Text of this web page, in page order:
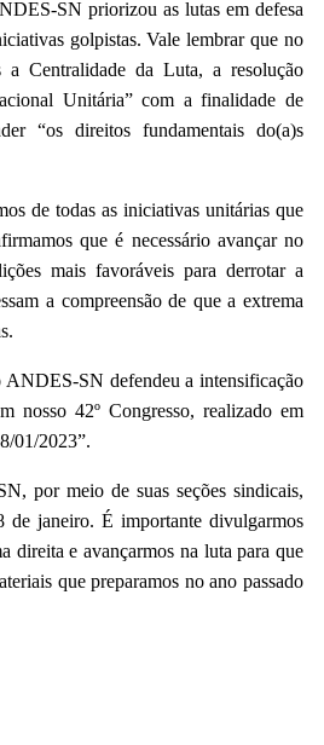
SN priorizou as lutas em defesa
golpistas. Vale lembrar que no
a Centralidade da Luta, a resolução
Unitária” com a finalidade de
“os direitos fundamentais do(a)s
todas as iniciativas unitárias que
que é necessário avançar no
mais favoráveis para derrotar a
a compreensão de que a extrema
SN defendeu a intensificação
nosso 42º Congresso, realizado em
01/2023”.
meio de suas seções sindicais,
de janeiro. É importante divulgarmos
direita e avançarmos na luta para que
que preparamos no ano passado